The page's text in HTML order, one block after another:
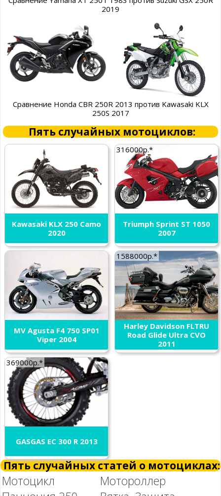
2019
Сравнение Honda CBR 250R 2013 против Kawasaki KLX
250S 2017
Пять случайных мотоциклов:
Kawasaki KLX 250 Camo
2020
316000р.*
Triumph Sprint ST 1050
2007
MV Agusta F4 750 SP01
Viper 2004
1588000р.*
Harley Davidson FLTRU
Road Glide Ultra CVO
2011
369000р.*
GASGAS EC 300 R 2013
Пять случайных статей о мотоциклах:
Мотоцикл
Мотороллер